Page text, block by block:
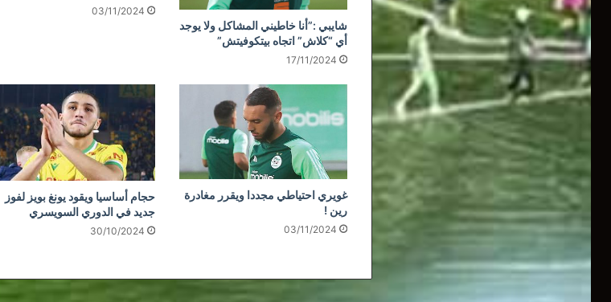
شايبي :”أنا خاطيني المشاكل ولا يوجد
أي “كلاش” اتجاه بيتكوفيتش”
17/11/2024
03/11/2024
غويري احتياطي مجددا ويقرر مغادرة
رين !
03/11/2024
حجام أساسيا ويقود يونغ بويز لفوز
جديد في الدوري السويسري
30/10/2024